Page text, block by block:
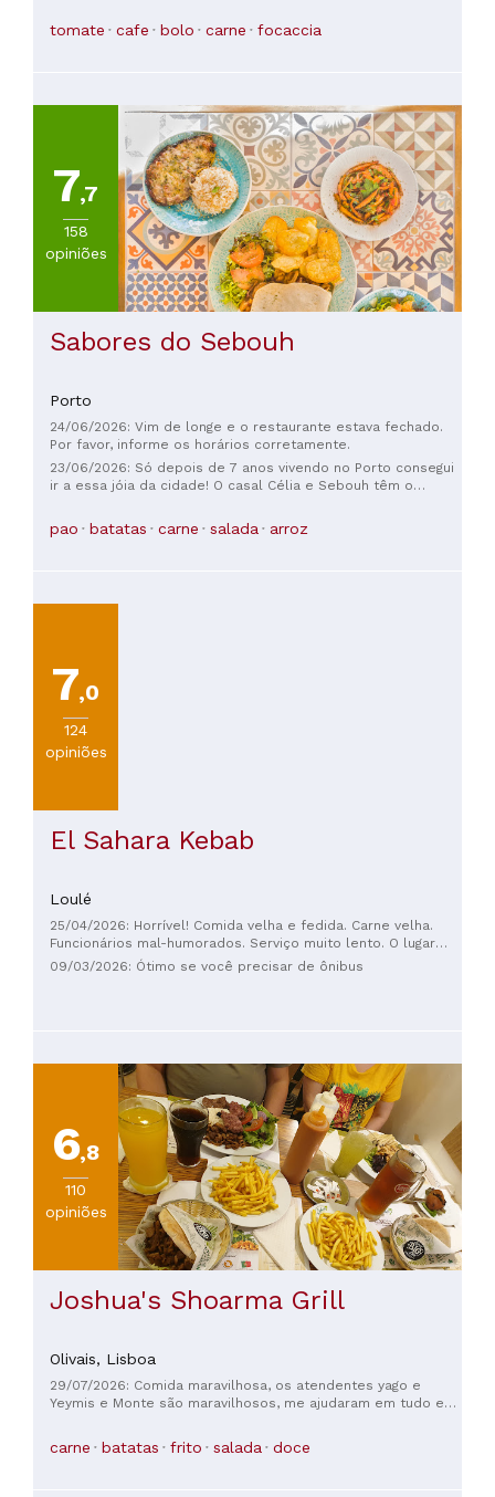
sinceramente, não estavam nem perto de como deveriam
ser preparados.
tomate cafe bolo carne focaccia
7,7
158
opiniões
Sabores do Sebouh
Porto
24/06/2026: Vim de longe e o restaurante estava fechado.
Por favor, informe os horários corretamente.
23/06/2026: Só depois de 7 anos vivendo no Porto consegui
ir a essa jóia da cidade! O casal Célia e Sebouh têm o
Porto e servem Comida sírio-libanesa tradicional e caseira
cheia de afeto, com muito cuidado com ingredientes e
pao batatas carne salada arroz
7,0
124
opiniões
El Sahara Kebab
Loulé
25/04/2026: Horrível! Comida velha e fedida. Carne velha.
Funcionários mal-humorados. Serviço muito lento. O lugar
inteiro cheira muito mal.
09/03/2026: Ótimo se você precisar de ônibus
6,8
110
opiniões
Joshua's Shoarma Grill
Olivais, Lisboa
29/07/2026: Comida maravilhosa, os atendentes yago e
Yeymis e Monte são maravilhosos, me ajudaram em tudo e
carne batatas frito salada doce